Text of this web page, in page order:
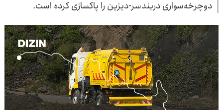
دوچرخه‌سواری دربندسر-دیزین را پاکسازی کرده است.